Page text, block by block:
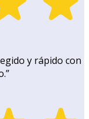
y rápido con
”